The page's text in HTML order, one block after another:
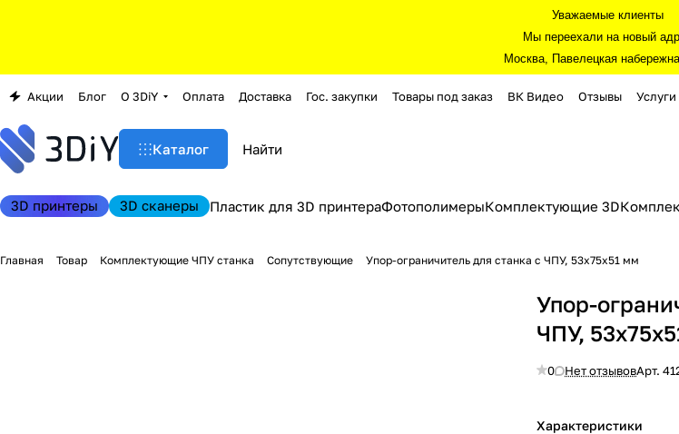
Уважаемые клиенты
Мы переехали на новый
Москва, Павелецкая
Акции Блог О 3DiY Оплата Доставка Гос. закупки Товары под заказ ВК Видео Отзывы Услуги
Каталог
3D принтеры 3D сканеры Пластик для 3D принтераФотополимерыКомплектующие 3D
Главная Товар Комплектующие ЧПУ станка Сопутствующие Упор-ограничитель для станка с ЧПУ, 53х75х51 мм
Упор-
ЧПУ,
0 Нет отзывовАрт.
Характеристики